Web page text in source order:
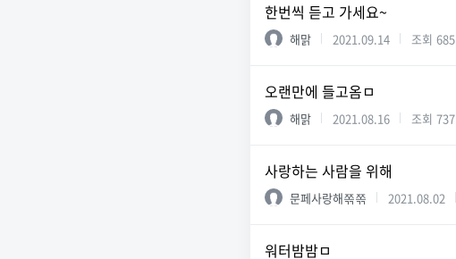
한번씩 듣고 가세요~
해맑 2021.09.14 조회 685
오랜만에 들고옴ㅁ
해맑 2021.08.16 조회 737
사랑하는 사람을 위해
문페사랑해쪾쪾 2021.08.02
워터밤밤ㅁ